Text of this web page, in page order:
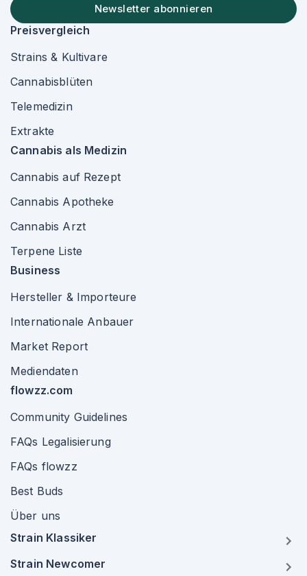
Newsletter abonnieren
Preisvergleich
Strains & Kultivare
Cannabisblüten
Telemedizin
Extrakte
Cannabis als Medizin
Cannabis auf Rezept
Cannabis Apotheke
Cannabis Arzt
Terpene Liste
Business
Hersteller & Importeure
Internationale Anbauer
Market Report
Mediendaten
flowzz.com
Community Guidelines
FAQs Legalisierung
FAQs flowzz
Best Buds
Über uns
Strain Klassiker
Strain Newcomer